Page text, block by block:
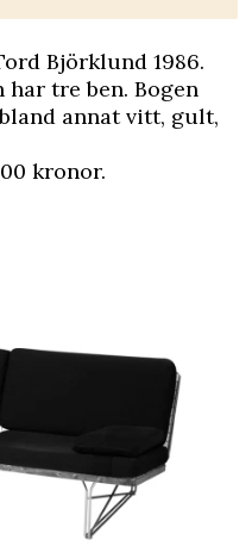
Björklund 1986.
tre ben. Bogen
annat vitt, gult,
kronor.